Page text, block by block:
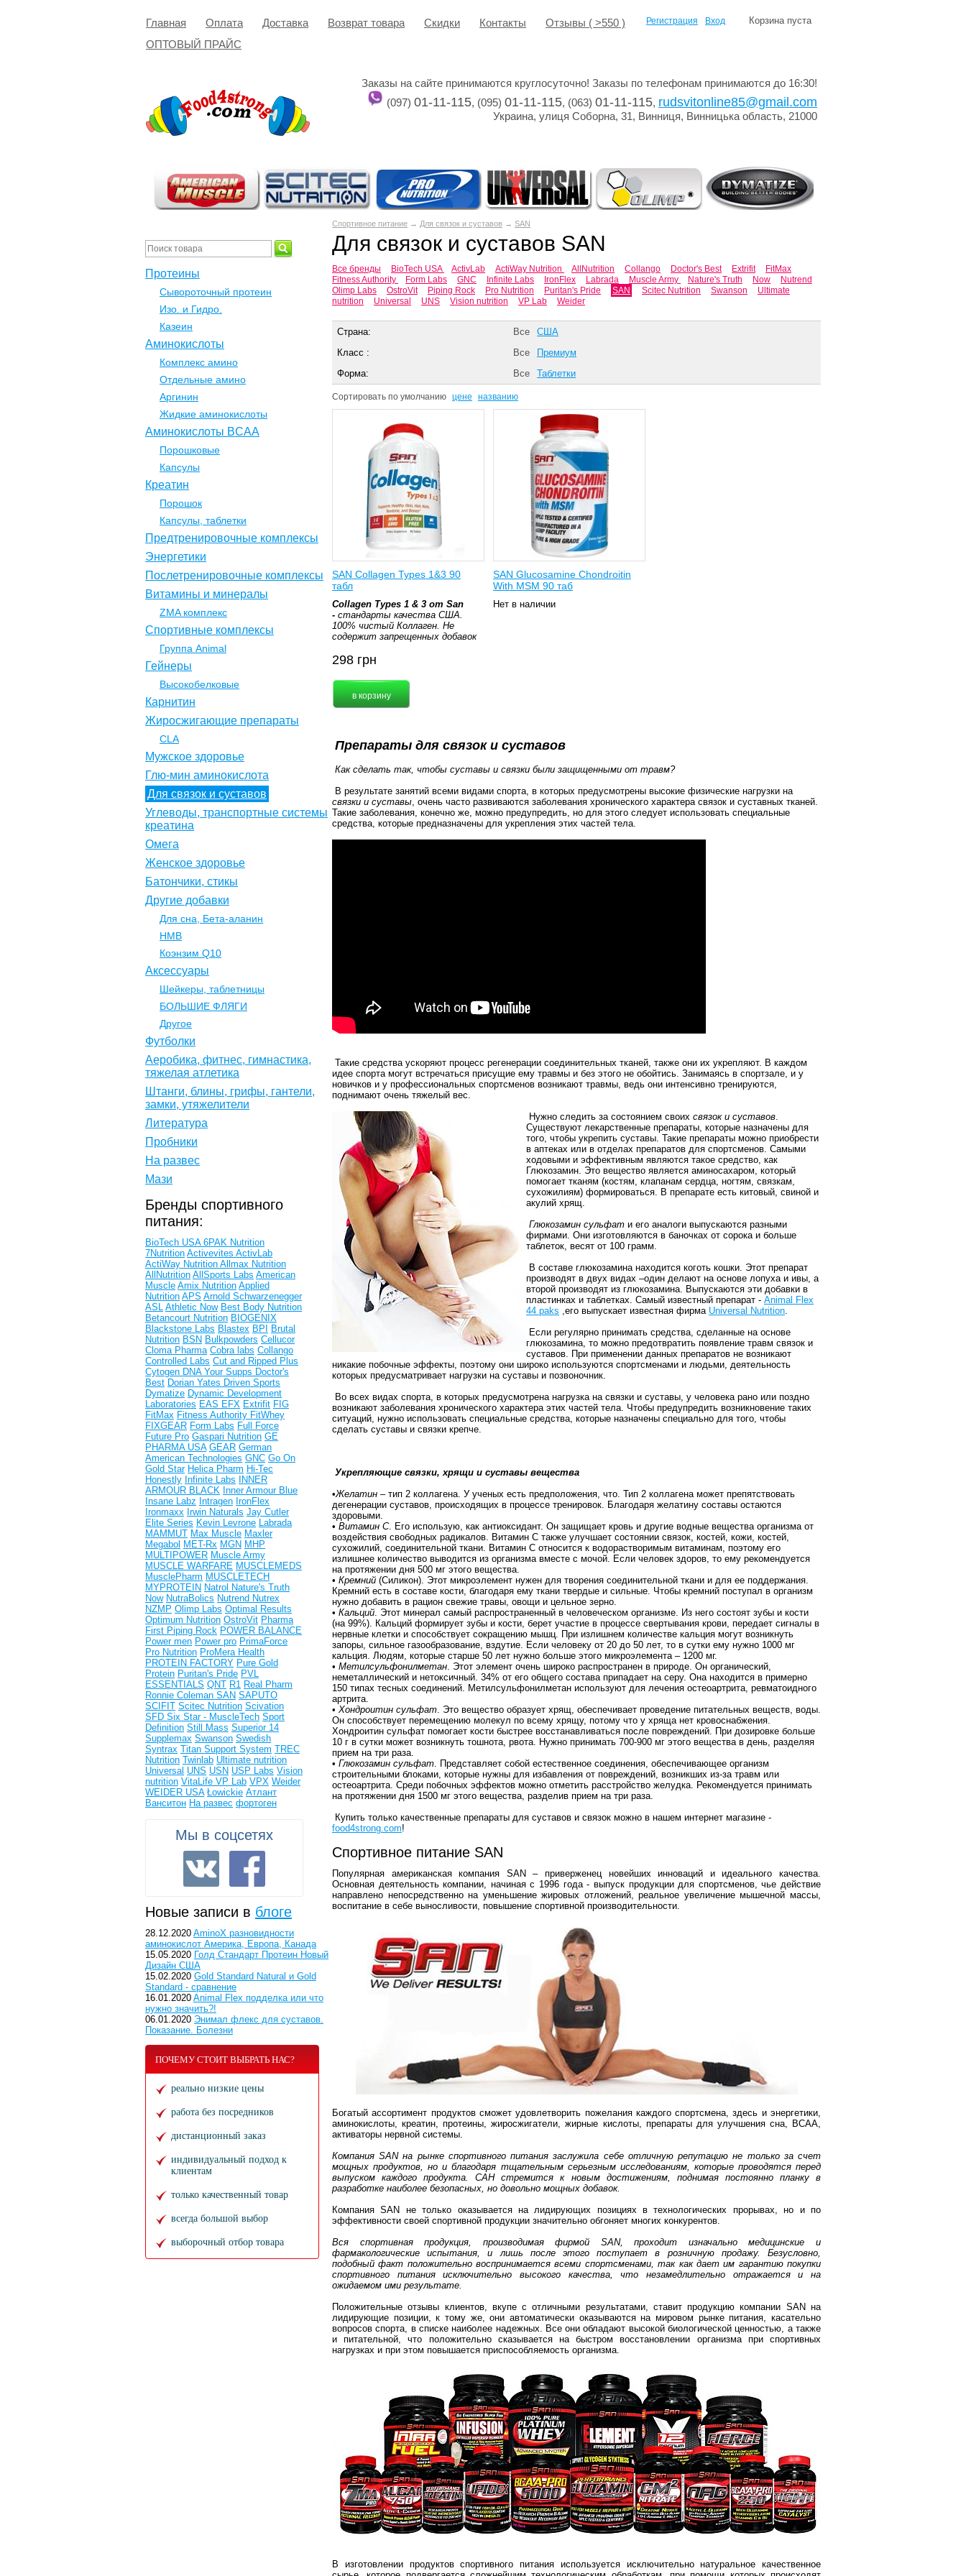
Главная Оплата Доставка Возврат товара Cкидки Контакты
Отзывы ( >550 )
ОПТОВЫЙ ПРАЙС
Корзина пуста
Регистрация Вход
Заказы на сайте принимаются круглосуточно! Заказы по телефонам принимаются до 16:30!
(097) 01-11-115, (095) 01-11-115, (063) 01-11-115, rudsvitonline85@gmail.com
Украина, улиця Соборна, 31, Винниця, Винницька область, 21000
Спортивное питание → Для связок и суставов → SAN
Для связок и суставов SAN
Все бренды BioTech USA ActivLab ActiWay Nutrition AllNutrition Collango Doctor's Best Extrifit
FitMax
Fitness Authority
Form Labs GNC Infinite Labs IronFlex Labrada Muscle Army Nature's Truth Now
Nutrend
Olimp Labs
OstroVit Piping Rock Pro Nutrition Puritan's Pride SAN Scitec Nutrition Swanson
Ultimate
nutrition
Universal UNS Vision nutrition VP Lab Weider
Страна: Все
США
Класс :
Все
Премиум
Форма:
Все Таблетки
Сортировать по умолчанию цене названию
SAN Collagen Types 1&3 90
табл
Collagen Types 1 & 3 от San
- стандарты качества США.
100% чистый Коллаген. Не
содержит запрещенных добавок
298 грн
SAN Glucosamine Chondroitin
With MSM 90 таб
Нет в наличии
Препараты для связок и суставов
Как сделать так, чтобы суставы и связки были защищенными от травм?
В результате занятий всеми видами спорта, в которых предусмотрены высокие физические нагрузки на
связки и суставы, очень часто развиваются заболевания хронического характера связок и суставных тканей.
Такие заболевания, конечно же, можно предупредить, но для этого следует использовать специальные
средства, которые предназначены для укрепления этих частей тела.
Такие средства ускоряют процесс регенерации соединительных тканей, также они их укрепляют. В каждом
идее спорта могут встречаться присущие ему травмы и без этого не обойтись. Занимаясь в спортзале, и у
новичков и у профессиональных спортсменов возникают травмы, ведь они интенсивно тренируются,
поднимают очень тяжелый вес.
Нужно следить за состоянием своих связок и суставов.
Существуют лекарственные препараты, которые назначены для
того, чтобы укрепить суставы. Такие препараты можно приобрести
в аптеках или в отделах препаратов для спортсменов. Самыми
ходовыми и эффективным являются такое средство, как
Глюкозамин. Это вещество является аминосахаром, который
помогает тканям (костям, клапанам сердца, ногтям, связкам,
сухожилиям) формироваться. В препарате есть китовый, свиной и
акулий хрящ.
Глюкозамин сульфат и его аналоги выпускаются разными
фирмами. Они изготовляются в баночках от сорока и больше
таблеток, весят от 100 грамм.
В составе глюкозамина находится коготь кошки. Этот препарат
производят в двух видах –один делают на основе лопуха и ивы, а
второй производят из глюкозамина. Выпускаются эти добавки в
пластинках и таблетках. Самый известный препарат - Animal Flex
44 paks ,его выпускает известная фирма Universal Nutrition.
Если регулярно принимать средства, сделанные на основе
глюкозамина, то можно предотвратить появление травм связок и
суставов. При применении данных препаратов не возникают
никакие побочные эффекты, поэтому они широко используются спортсменами и людьми, деятельность
которых предусматривает нагрузки на суставы и позвоночник.
Во всех видах спорта, в которых предусмотрена нагрузка на связки и суставы, у человека рано или поздно
возникают заболевания хронического характера этих частей тела. Чтобы предупредить возникновение таких
ситуаций, нужно использовать специальные средства, которые назначены специально для того, чтобы
сделать суставы и связки крепче.
Укрепляющие связки, хрящи и суставы вещества
•Желатин – тип 2 коллагена. У ученых есть предположения, что. Тип 2 коллагена может препятствовать
дегенерации суставов, происходящих в процессе тренировок. Благодаря желатину составы остаются
здоровыми.
• Витамин С. Его использую, как антиоксидант. Он защищает кровь и другие водные вещества организма от
воздействия свободных радикалов. Витамин С также улучшает состоянии связок, костей, кожи, костей,
сухожилий, соединительной ткани. Витамин С относится к водорастворимым витаминам, поэтому его
излишнее количество выводится из организма вместе с мочой. Если человек здоров, то ему рекомендуется
на протяжении дня 500 мг этого вещества.
• Кремний (Силикон). Этот микроэлемент нужен для творения соединительной ткани и для ее поддержания.
Кремний есть в составе кости, благодаря ему ткани твердые и сильные. Чтобы кремний поступал в организм
нужно добавить в рацион свежие травы, овощи и цельное зерно.
• Кальций. Этот минерал самый распространенный в человеческом организме. Из него состоят зубы и кости
(на 99%). Кальций формирует зубы и кости, берет участие в процессе свертывания крови, передает сигналы в
нервные клетки и способствует сокращению мышц. При излишнем количестве кальция могут возникнуть
запоры, сильное газообразование, вздутие. Если человеку от 20 до 50 лет, то в сутки ему нужно 1000 мг
кальция. Людям, которые старше 50 лет нужно больше этого микроэлемента – 1200 мг.
• Метилсульфонилметан. Этот элемент очень широко распространен в природе. Он органический,
неметаллический и нетоксичный. 34% от его общего состава припадает на серу. Она находится в примерно
150 типах тесных соединений. Метилсульфонилметан используют для лечения остеоартрита, ревматоидного
артрита.
• Хондроитин сульфат. Это вещество образует хрящ, обеспечивает проведение питательных веществ, воды.
Он способствует перемещению молекул по всему хрящу, потому что у хряща нет кровоснабжения.
Хондроитин сульфат помогает кости быстрее восстанавливаться после повреждений. При дозировке больше
10 г в сутки может возникнуть тошнота, рвота. Нужно принимать 700-900 мг этого вещества в день, разделяя
прием на три раза.
• Глюкозамин сульфат. Представляет собой естественное соединения, обеспечивающее организм
строительными блоками, которые нужны для избавления от повреждений, возникших из-за травм или
остеоартрита. Среди побочных эффектов можно отметить расстройство желудка. Рекомендуется принимать
на протяжении дня 1500 мг этого вещества, разделив прием на три раза.
Купить только качественные препараты для суставов и связок можно в нашем интернет магазине -
food4strong.com!
Спортивное питание SAN
Популярная американская компания SAN – приверженец новейших инноваций и идеального качества.
Основная деятельность компании, начиная с 1996 года - выпуск продукции для спортсменов, чье действие
направлено непосредственно на уменьшение жировых отложений, реальное увеличение мышечной массы,
воспитание в себе выносливости, повышение спортивной производительности.
Богатый ассортимент продуктов сможет удовлетворить пожелания каждого спортсмена, здесь и энергетики,
аминокислоты, креатин, протеины, жиросжигатели, жирные кислоты, препараты для улучшения сна, ВСАА,
активаторы нервной системы.
Компания SAN на рынке спортивного питания заслужила себе отличную репутацию не только за счет
мощных продуктов, но и благодаря тщательным серьезным исследованиям, которые проводятся перед
выпуском каждого продукта. САН стремится к новым достижениям, поднимая постоянно планку в
разработке наиболее безопасных, но довольно мощных добавок.
Компания SAN не только оказывается на лидирующих позициях в технологических прорывах, но и по
эффективности своей спортивной продукции значительно обгоняет многих конкурентов.
Вся спортивная продукция, производимая фирмой SAN, проходит изначально медицинские и
фармакологические испытания, и лишь после этого поступает в розничную продажу. Безусловно,
подобный факт положительно воспринимается всеми спортсменами, так как дает им гарантию покупки
спортивного питания исключительно высокого качества, что незамедлительно отражается и на
ожидаемом ими результате.
Положительные отзывы клиентов, вкупе с отличными результатами, ставит продукцию компании SAN на
лидирующие позиции, к тому же, они автоматически оказываются на мировом рынке питания, касательно
вопросов спорта, в списке наиболее надежных. Все они обладают высокой биологической ценностью, а также
и питательной, что положительно сказывается на быстром восстановлении организма при спортивных
нагрузках и при этом повышается приспособляемость организма.
В изготовлении продуктов спортивного питания используется исключительно натуральное качественное
Протеины
Сывороточный протеин
Изо. и Гидро.
Казеин
Аминокислоты
Комплекс амино
Отдельные амино
Аргинин
Жидкие аминокислоты
Аминокислоты BCAA
Порошковые
Капсулы
Креатин
Порошок
Капсулы, таблетки
Предтренировочные комплексы
Энергетики
Послетренировочные комплексы
Витамины и минералы
ZMA комплекс
Спортивные комплексы
Группа Animal
Гейнеры
Высокобелковые
Карнитин
Жиросжигающие препараты
CLA
Мужское здоровье
Глю-мин аминокислота
Для связок и суставов
Углеводы, транспортные системы
креатина
Омега
Женское здоровье
Батончики, стикы
Другие добавки
Для сна, Бета-аланин
НМВ
Коэнзим Q10
Аксессуары
Шейкеры, таблетницы
БОЛЬШИЕ ФЛЯГИ
Другое
Футболки
Аеробика, фитнес, гимнастика,
тяжелая атлетика
Штанги, блины, грифы, гантели,
замки, утяжелители
Литература
Пробники
На развес
Мази
Бренды спортивного
питания:
BioTech USA 6PAK Nutrition
7Nutrition Activevites ActivLab
ActiWay Nutrition Allmax Nutrition
AllNutrition AllSports Labs American
Muscle Amix Nutrition Applied
Nutrition APS Arnold Schwarzenegger
ASL Athletic Now Best Body Nutrition
Betancourt Nutrition BIOGENIX
Blackstone Labs Blastex BPI
Brutal
Nutrition BSN Bulkpowders Cellucor
Cloma Pharma Cobra labs Collango
Controlled Labs Cut and Ripped Plus
Cytogen DNA Your Supps Doctor's
Best Dorian Yates Driven Sports
Dymatize Dynamic Development
Laboratories EAS EFX Extrifit FIG
FitMax Fitness Authority FitWhey
FIXGEAR Form Labs Full Force
Future Pro Gaspari Nutrition GE
PHARMA USA GEAR German
American Technologies GNC Go On
Gold Star Helica Pharm Hi-Tec
Honestly Infinite Labs
INNER
ARMOUR BLACK Inner Armour Blue
Insane Labz Intragen IronFlex
Ironmaxx Irwin Naturals Jay Cutler
Elite Series Kevin Levrone Labrada
MAMMUT Max Muscle Maxler
Megabol MET-Rx MGN MHP
MULTIPOWER Muscle Army
MUSCLE WARFARE MUSCLEMEDS
MusclePharm MUSCLETECH
MYPROTEIN Natrol Nature's Truth
Now NutraBolics Nutrend Nutrex
NZMP Olimp Labs Optimal Results
Optimum Nutrition OstroVit Pharma
First Piping Rock POWER BALANCE
Power men Power pro PrimaForce
Pro Nutrition ProMera Health
PROTEIN FACTORY Pure Gold
Protein Puritan's Pride PVL
ESSENTIALS QNT R1 Real Pharm
Ronnie Coleman SAN SAPUTO
SCIFIT Scitec Nutrition Scivation
SFD Six Star - MuscleTech Sport
Definition Still Mass Superior 14
Supplemax Swanson Swedish
Syntrax Titan Support System TREC
Nutrition Twinlab Ultimate nutrition
Universal UNS USN USP Labs Vision
nutrition VitaLife VP Lab VPX Weider
WEIDER USA Łowickie Атлант
Ванситон На развес фортоген
Мы в соцсетях
Новые записи в блоге
28.12.2020 AminoX разновидности
аминокислот Америка, Европа, Канада
15.05.2020 Голд Стандарт Протеин Новый
Дизайн США
15.02.2020 Gold Standard Natural и Gold
Standard - сравнение
16.01.2020 Animal Flex подделка или что
нужно значить?!
06.01.2020 Энимал флекс для суставов.
Показание. Болезни
ПОЧЕМУ СТОИТ ВЫБРАТЬ НАС?
реально низкие цены
работа без посредников
дистанционный заказ
индивидуальный подход к
клиентам
только качественный товар
всегда большой выбор
выборочный отбор товара